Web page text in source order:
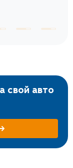
свой авто